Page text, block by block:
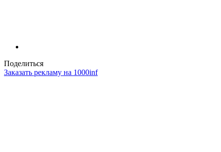
Поделиться
Заказать рекламу на 1000inf